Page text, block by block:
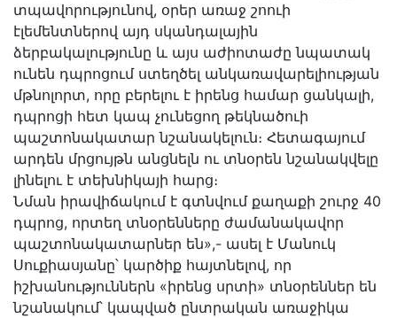
տպավորությունով, օրեր առաջ շոուի
էլեմենտներով այդ սկանդալային
ձերբակալությունը և այս աժիոտաժը նպատակ
ունեն դպրոցում ստեղծել անկառավարելիության
մթնոլորտ, որը բերելու է իրենց համար ցանկալի,
դպրոցի հետ կապ չունեցող թեկնածուի
պաշտոնակատար նշանակելուն։ Հետագայում
արդեն մրցույթն անցնելն ու տնօրեն նշանակվելը
լինելու է տեխնիկայի հարց։
Նման իրավիճակում է գտնվում քաղաքի շուրջ 40
դպրոց, որտեղ տնօրենները ժամանակավոր
պաշտոնակատարներ են»,- ասել է Մանուկ
Սուքիասյանը՝ կարծիք հայտնելով, որ
իշխանություններն «իրենց սրտի» տնօրեններ են
նշանակում՝ կապված ընտրական առաջիկա